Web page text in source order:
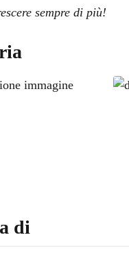
sempre di più!
di